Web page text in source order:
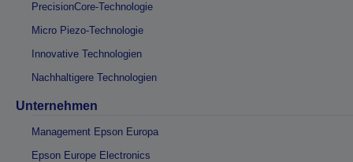
PrecisionCore-Technologie
Micro Piezo-Technologie
Innovative Technologien
Nachhaltigere Technologien
Unternehmen
Management Epson Europa
Epson Europe Electronics